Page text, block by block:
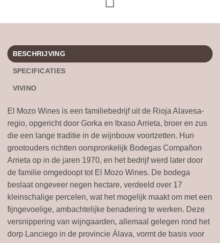
BESCHRIJVING
SPECIFICATIES
VIVINO
El Mozo Wines is een familiebedrijf uit de Rioja Alavesa-
regio, opgericht door Gorka en Itxaso Arrieta, broer en zus
die een lange traditie in de wijnbouw voortzetten. Hun
grootouders richtten oorspronkelijk Bodegas Compañon
Arrieta op in de jaren 1970, en het bedrijf werd later door
de familie omgedoopt tot El Mozo Wines. De bodega
beslaat ongeveer negen hectare, verdeeld over 17
kleinschalige percelen, wat het mogelijk maakt om met een
fijngevoelige, ambachtelijke benadering te werken. Deze
versnippering van wijngaarden, allemaal gelegen rond het
dorp Lanciego in de provincie Álava, vormt de basis voor